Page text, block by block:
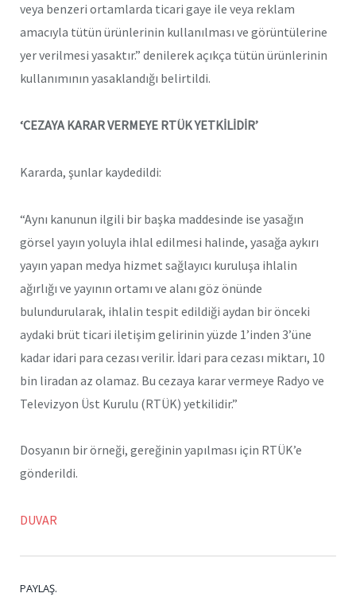
veya benzeri ortamlarda ticari gaye ile veya reklam
amacıyla tütün ürünlerinin kullanılması ve görüntülerine
yer verilmesi yasaktır.” denilerek açıkça tütün ürünlerinin
kullanımının yasaklandığı belirtildi.
‘CEZAYA KARAR VERMEYE RTÜK YETKİLİDİR’
Kararda, şunlar kaydedildi:
“Aynı kanunun ilgili bir başka maddesinde ise yasağın
görsel yayın yoluyla ihlal edilmesi halinde, yasağa aykırı
yayın yapan medya hizmet sağlayıcı kuruluşa ihlalin
ağırlığı ve yayının ortamı ve alanı göz önünde
bulundurularak, ihlalin tespit edildiği aydan bir önceki
aydaki brüt ticari iletişim gelirinin yüzde 1’inden 3’üne
kadar idari para cezası verilir. İdari para cezası miktarı, 10
bin liradan az olamaz. Bu cezaya karar vermeye Radyo ve
Televizyon Üst Kurulu (RTÜK) yetkilidir.”
Dosyanın bir örneği, gereğinin yapılması için RTÜK’e
gönderildi.
DUVAR
PAYLAŞ.